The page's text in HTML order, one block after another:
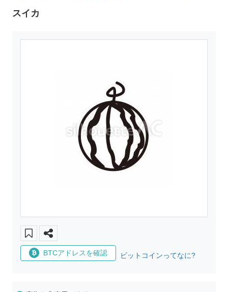
スイカ
BTCアドレスを確認 ビットコインってなに?